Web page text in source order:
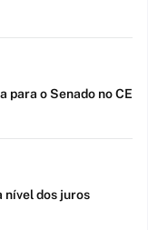
para o Senado no CE
dos juros